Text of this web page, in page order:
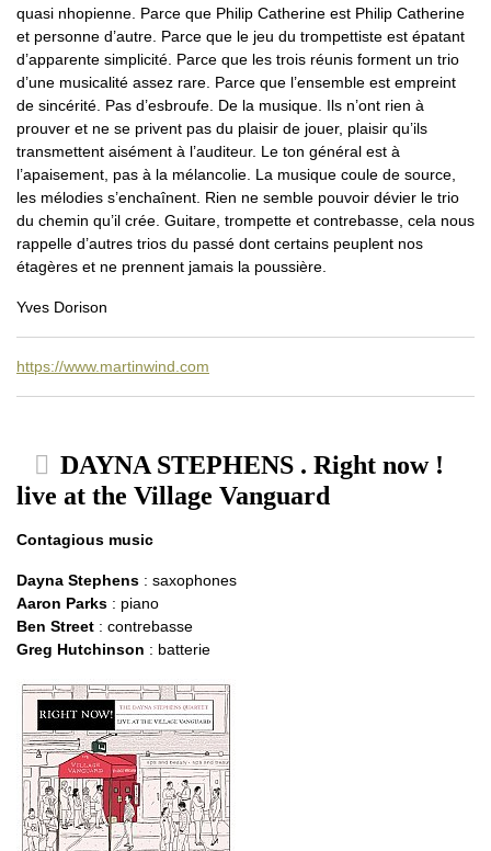
quasi nhopienne. Parce que Philip Catherine est Philip Catherine
et personne d’autre. Parce que le jeu du trompettiste est épatant
d’apparente simplicité. Parce que les trois réunis forment un trio
d’une musicalité assez rare. Parce que l’ensemble est empreint
de sincérité. Pas d’esbroufe. De la musique. Ils n’ont rien à
prouver et ne se privent pas du plaisir de jouer, plaisir qu’ils
transmettent aisément à l’auditeur. Le ton général est à
l’apaisement, pas à la mélancolie. La musique coule de source,
les mélodies s’enchaînent. Rien ne semble pouvoir dévier le trio
du chemin qu’il crée. Guitare, trompette et contrebasse, cela nous
rappelle d’autres trios du passé dont certains peuplent nos
étagères et ne prennent jamais la poussière.
Yves Dorison
https://www.martinwind.com
DAYNA STEPHENS . Right now !
live at the Village Vanguard
Contagious music
Dayna Stephens : saxophones
Aaron Parks : piano
Ben Street : contrebasse
Greg Hutchinson : batterie